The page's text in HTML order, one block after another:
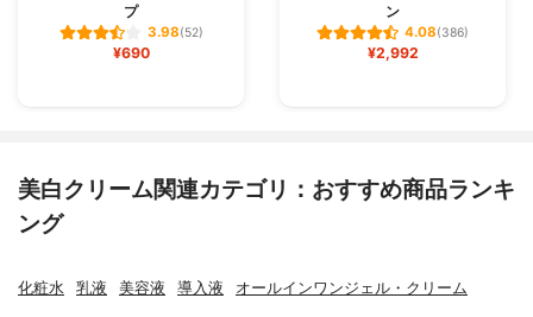
プ
3.98(52)
¥690
ン
4.08(386)
¥2,992
美白クリーム関連カテゴリ：おすすめ商品ランキ
ング
化粧水 乳液 美容液 導入液 オールインワンジェル・クリーム